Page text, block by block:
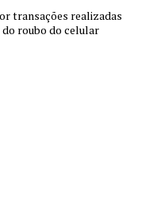
transações realizadas
roubo do celular